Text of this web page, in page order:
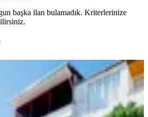
başka ilan bulamadık. Kriterlerinize
2 Katlı, 2 Ayrı Tapulu, Müstakil
Bina
Süleymanşah Mahallesi